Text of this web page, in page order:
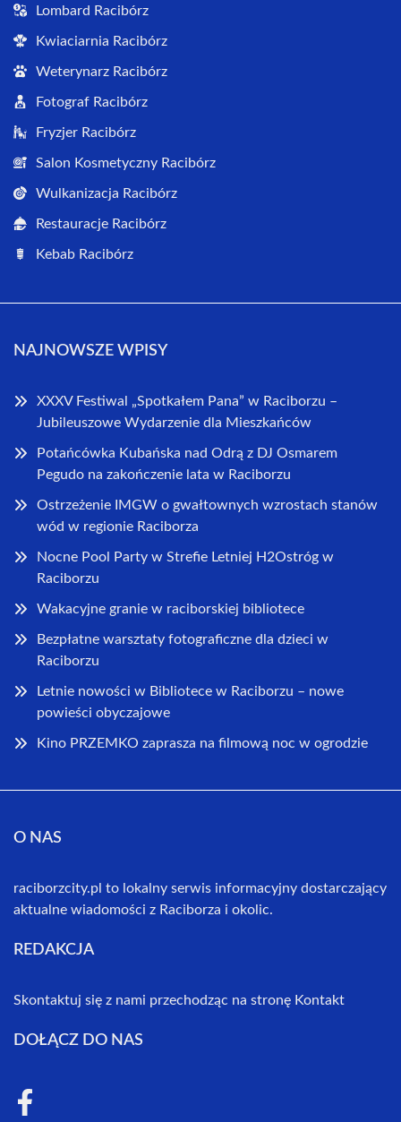
Lombard Racibórz
Kwiaciarnia Racibórz
Weterynarz Racibórz
Fotograf Racibórz
Fryzjer Racibórz
Salon Kosmetyczny Racibórz
Wulkanizacja Racibórz
Restauracje Racibórz
Kebab Racibórz
NAJNOWSZE WPISY
XXXV Festiwal „Spotkałem Pana” w Raciborzu –
Jubileuszowe Wydarzenie dla Mieszkańców
Potańcówka Kubańska nad Odrą z DJ Osmarem
Pegudo na zakończenie lata w Raciborzu
Ostrzeżenie IMGW o gwałtownych wzrostach stanów
wód w regionie Raciborza
Nocne Pool Party w Strefie Letniej H2Ostróg w
Raciborzu
Wakacyjne granie w raciborskiej bibliotece
Bezpłatne warsztaty fotograficzne dla dzieci w
Raciborzu
Letnie nowości w Bibliotece w Raciborzu – nowe
powieści obyczajowe
Kino PRZEMKO zaprasza na filmową noc w ogrodzie
O NAS
raciborzcity.pl to lokalny serwis informacyjny dostarczający
aktualne wiadomości z Raciborza i okolic.
REDAKCJA
Skontaktuj się z nami przechodząc na stronę Kontakt
DOŁĄCZ DO NAS